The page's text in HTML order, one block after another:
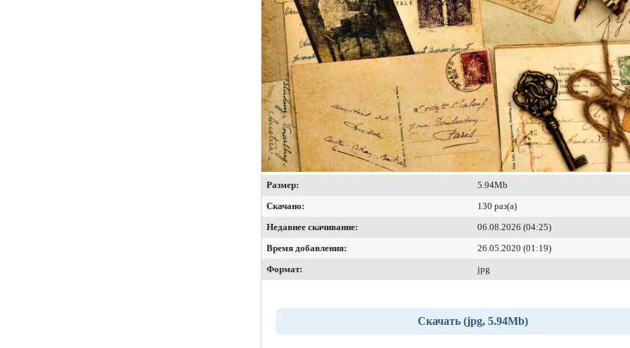
Размер:
5.94Mb
Скачано:
130 раз(а)
Недавнее скачивание:
06.08.2026 (04:25)
Время добавления:
26.05.2020 (01:19)
Формат:
jpg
Скачать (jpg, 5.94Mb)